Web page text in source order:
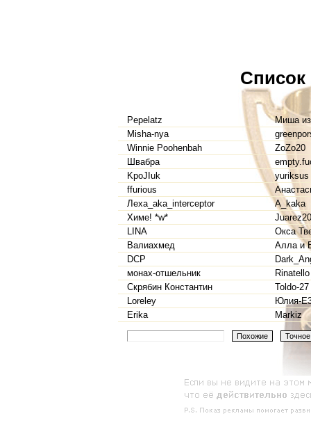
Список
Pepelatz
Миша
Misha-nya
Winnie Poohenbah
ZoZo20
Швабра
KpoJIuk
yuriksus
ffurious
Леха_aka_interceptor
A_kaka
Химе! *w*
LINA
Окса
Валиахмед
Алла и
DCP
монах-отшельник
Rinatello
Скрябин Константин
Toldo-27
Loreley
Юлия-
Erika
Markiz